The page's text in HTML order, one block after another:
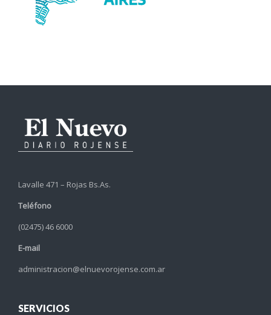
Lavalle 471 – Rojas Bs.As.
Teléfono
(02475) 46 6000
E-mail
administracion@elnuevorojense.com.ar
SERVICIOS